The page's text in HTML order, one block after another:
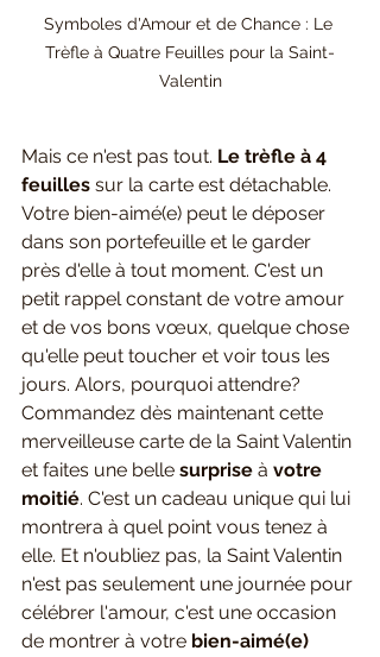
Symboles d'Amour et de Chance : Le
Trèfle à Quatre Feuilles pour la Saint-
Valentin
Mais ce n'est pas tout. Le trèfle à 4
feuilles sur la carte est détachable.
Votre bien-aimé(e) peut le déposer
dans son portefeuille et le garder
près d'elle à tout moment. C'est un
petit rappel constant de votre amour
et de vos bons vœux, quelque chose
qu'elle peut toucher et voir tous les
jours. Alors, pourquoi attendre?
Commandez dès maintenant cette
merveilleuse carte de la Saint Valentin
et faites une belle surprise à votre
moitié. C'est un cadeau unique qui lui
montrera à quel point vous tenez à
elle. Et n'oubliez pas, la Saint Valentin
n'est pas seulement une journée pour
célébrer l'amour, c'est une occasion
de montrer à votre bien-aimé(e)